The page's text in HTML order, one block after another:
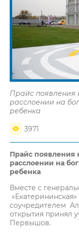
Прайс появления
расслоении на
ребенка
3971
Прайс появления
расслоении на
ребенка
Вместе с
соучредителем
открытия принял
Первышов.